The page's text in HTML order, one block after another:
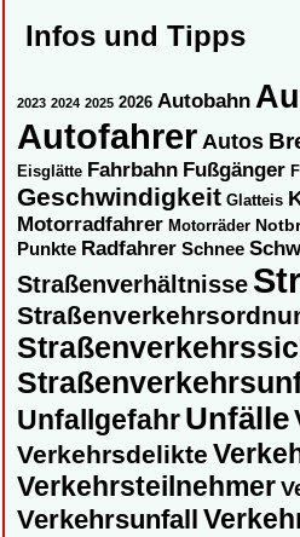
Infos und Tipps
2023 2024 2025 2026 Autobahn
AutofahrerAutos
Eisglätte Fahrbahn Fußgänger
Geschwindigkeit Glatteis
Motorradfahrer Motorräder
Punkte Radfahrer Schnee
Straßenverhältnisse
UnfallgefahrUnfälle
Verkehrsdelikte
Verkehrsteilnehmer
Verkehrsunfall